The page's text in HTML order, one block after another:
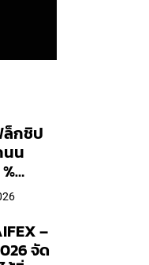
ล็กชิป
นน
เลก
ขา
–
จัด